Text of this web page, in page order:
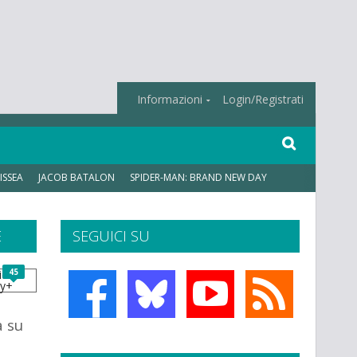
Informazioni Login/Registrati
JACOB BATALON SPIDER-MAN: BRAND NEW DAY
SEGUICI SU
45
su